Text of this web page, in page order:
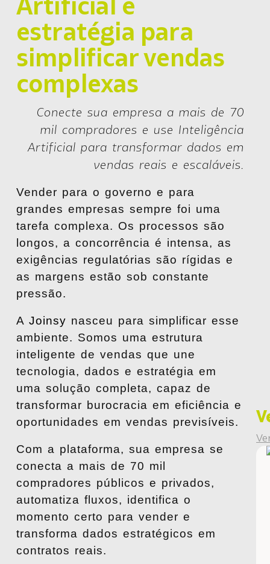
estratégia para
simplificar vendas
complexas
Conecte sua empresa a mais de 70
mil compradores e use Inteligência
Artificial para transformar dados em
vendas reais e escaláveis.
Vender para o governo e para
grandes empresas sempre foi uma
tarefa complexa. Os processos são
longos, a concorrência é intensa, as
exigências regulatórias são rígidas e
as margens estão sob constante
pressão.
A Joinsy nasceu para simplificar esse
ambiente. Somos uma estrutura
inteligente de vendas que une
tecnologia, dados e estratégia em
uma solução completa, capaz de
transformar burocracia em eficiência e
oportunidades em vendas previsíveis.
Com a plataforma, sua empresa se
conecta a mais de 70 mil
compradores públicos e privados,
automatiza fluxos, identifica o
momento certo para vender e
transforma dados estratégicos em
contratos reais.